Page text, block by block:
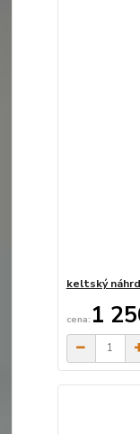
keltský
1